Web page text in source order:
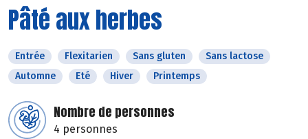
Pâté aux herbes
Entrée Flexitarien Sans gluten
Sans lactose
Automne
Eté Hiver Printemps
Nombre de personnes
4 personnes